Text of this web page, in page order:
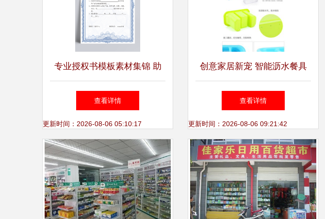
专业授权书模板素材集锦 助
力品牌授权与商业设计
查看详情
更新时间：2026-08-06 05:10:17
创意家居新宠 智能沥水餐具
收纳盒，厨房里的实用美学
查看详情
更新时间：2026-08-06 09:21:42